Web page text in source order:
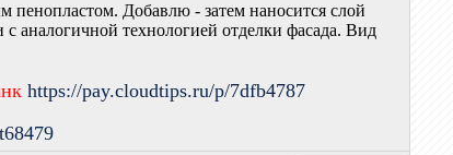
пенопластом. Добавлю - затем наносится слой
аналогичной технологией отделки фасада. Вид
https://pay.cloudtips.ru/p/7dfb4787